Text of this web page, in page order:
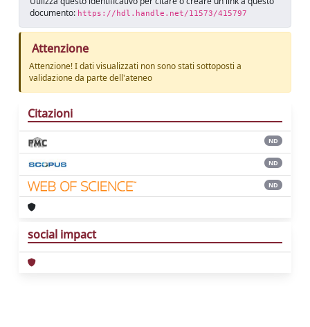
documento: https://hdl.handle.net/11573/415797
Attenzione
Attenzione! I dati visualizzati non sono stati sottoposti a
validazione da parte dell'ateneo
Citazioni
ND
ND
ND
social impact